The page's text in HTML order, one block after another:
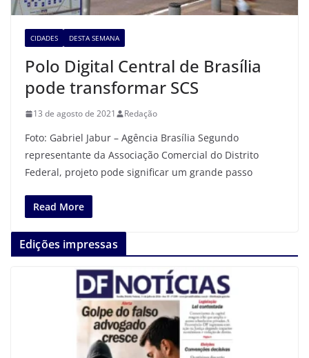
CIDADES DESTA SEMANA
Polo Digital Central de Brasília
pode transformar SCS
13 de agosto de 2021 Redação
Foto: Gabriel Jabur – Agência Brasília Segundo
representante da Associação Comercial do Distrito
Federal, projeto pode significar um grande passo
Read More
Edições impressas